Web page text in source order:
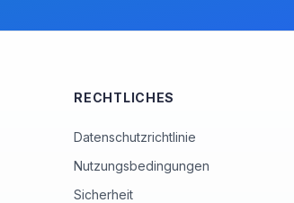
RECHTLICHES
Datenschutzrichtlinie
Nutzungsbedingungen
Sicherheit